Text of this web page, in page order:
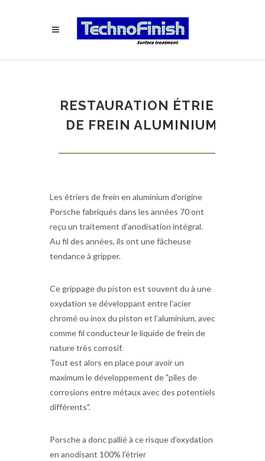
RESTAURATION ÉTRIER
DE FREIN ALUMINIUM
Les étriers de frein en aluminium d’origine
Porsche fabriqués dans les années 70 ont
reçu un traitement d’anodisation intégral.
Au fil des années, ils ont une fâcheuse
tendance à gripper.
Ce grippage du piston est souvent du à une
oxydation se développant entre l’acier
chromé ou inox du piston et l’aluminium, avec
comme fil conducteur le liquide de frein de
nature très corrosif.
Tout est alors en place pour avoir un
maximum le développement de "piles de
corrosions entre métaux avec des potentiels
différents".
Porsche a donc pallié à ce risque d’oxydation
en anodisant 100% l’étrier